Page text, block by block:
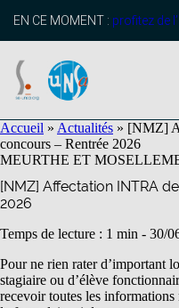
principal
EN CE MOMENT : profitez de
Accueil » Actualités » [NMZ]
concours – Rentrée 2026
MEURTHE ET MOSELLE
[NMZ] Affectation INTRA
2026
Temps de lecture : 1 min - 30/
Pour ne rien rater d’important
stagiaire ou d’élève
recevoir toutes les